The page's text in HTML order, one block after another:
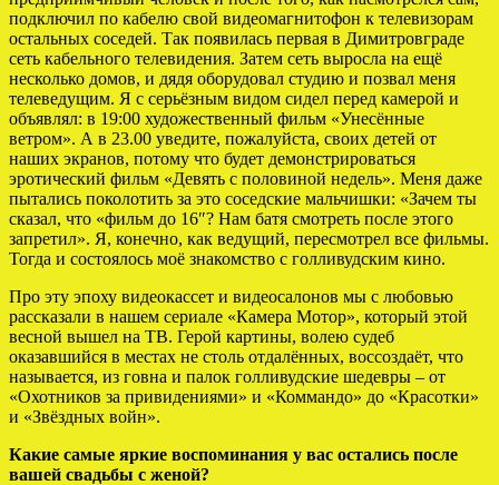
подключил по кабелю свой видеомагнитофон к телевизорам
остальных соседей. Так появилась первая в Димитровграде
сеть кабельного телевидения. Затем сеть выросла на ещё
несколько домов, и дядя оборудовал студию и позвал меня
телеведущим. Я с серьёзным видом сидел перед камерой и
объявлял: в 19:00 художественный фильм «Унесённые
ветром». А в 23.00 уведите, пожалуйста, своих детей от
наших экранов, потому что будет демонстрироваться
эротический фильм «Девять с половиной недель». Меня даже
пытались поколотить за это соседские мальчишки: «Зачем ты
сказал, что «фильм до 16″? Нам батя смотреть после этого
запретил». Я, конечно, как ведущий, пересмотрел все фильмы.
Тогда и состоялось моё знакомство с голливудским кино.
Про эту эпоху видеокассет и видеосалонов мы с любовью
рассказали в нашем сериале «Камера Мотор», который этой
весной вышел на ТВ. Герой картины, волею судеб
оказавшийся в местах не столь отдалённых, воссоздаёт, что
называется, из говна и палок голливудские шедевры – от
«Охотников за привидениями» и «Коммандо» до «Красотки»
и «Звёздных войн».
Какие самые яркие воспоминания у вас остались после
вашей свадьбы с женой?